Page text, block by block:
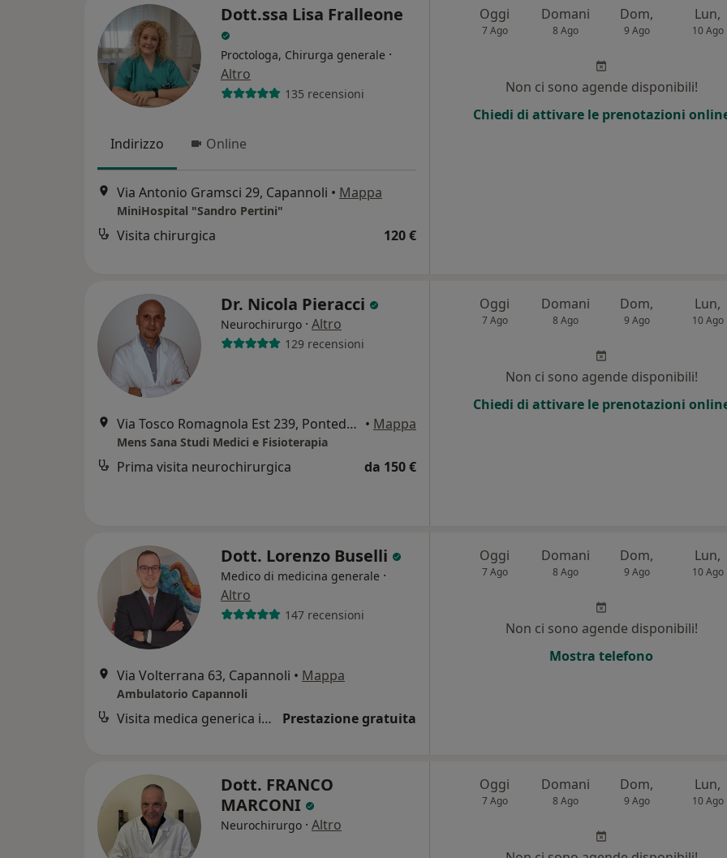
Dott.ssa Lisa Fralleone
Proctologa, Chirurga generale ·
Altro
135 recensioni
Indirizzo Online
Via Antonio Gramsci 29, Capannoli • Mappa
MiniHospital "Sandro Pertini"
Visita chirurgica 120 €
Oggi
7 Ago
Domani
8 Ago
Dom,
9 Ago
Lun,
10 Ago
Non ci sono agende disponibili!
Chiedi di attivare le prenotazioni
Dr. Nicola Pieracci
Neurochirurgo · Altro
129 recensioni
Via Tosco Romagnola Est 239, Pontedera • Mappa
Mens Sana Studi Medici e Fisioterapia
Prima visita neurochirurgica da 150 €
Oggi
7 Ago
Domani
8 Ago
Dom,
9 Ago
Lun,
10 Ago
Non ci sono agende disponibili!
Chiedi di attivare le prenotazioni
Dott. Lorenzo Buselli
Medico di medicina generale ·
Altro
147 recensioni
Via Volterrana 63, Capannoli • Mappa
Ambulatorio Capannoli
Visita medica generica in CONVENZIONE Prestazione gratuita
Oggi
7 Ago
Domani
8 Ago
Dom,
9 Ago
Lun,
10 Ago
Non ci sono agende disponibili!
Mostra telefono
Dott. FRANCO
MARCONI
Neurochirurgo · Altro
Oggi
7 Ago
Domani
8 Ago
Dom,
9 Ago
Lun,
10 Ago